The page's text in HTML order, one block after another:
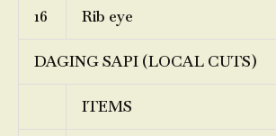
16 Rib eye
DAGING SAPI (LOCAL CUTS)
ITEMS